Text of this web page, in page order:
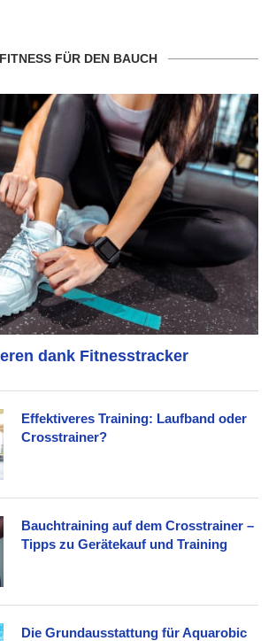
FITNESS FÜR DEN BAUCH
dank Fitnesstracker
Effektiveres Training: Laufband oder
Crosstrainer?
Bauchtraining auf dem Crosstrainer –
Tipps zu Gerätekauf und Training
Die Grundausstattung für Aquarobic